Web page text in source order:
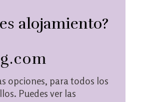
alojamiento?
opciones, para todos los
Puedes ver las